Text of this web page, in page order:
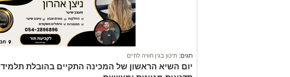
תגים: תיכון בגין חוויה לחיים
יום השיא הראשון של המכינה התקיים בהובלת